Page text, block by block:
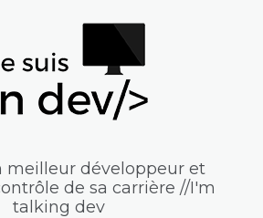
meilleur développeur et
de sa carrière //I'm
talking dev